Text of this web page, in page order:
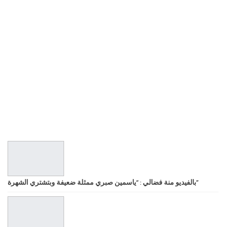
بالفيديو منة فضالي : “ياسمين صبري ممثلة ضعيفة وبتشتري الشهرة”